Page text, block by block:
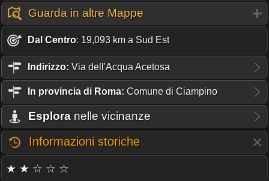
Guarda in altre Mappe
Dal Centro: 19,093 km a Sud Est
Indirizzo: Via dell'Acqua Acetosa
In provincia di Roma: Comune di Ciampino
Esplora nelle vicinanze
Informazioni storiche
★ ★ ☆ ☆ ☆